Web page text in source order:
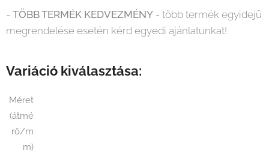
- TÖBB TERMÉK KEDVEZMÉNY - több termék egyidejű
megrendelése esetén kérd egyedi ajánlatunkat!
Variáció kiválasztása:
Méret
(átmé
rő/m
m)